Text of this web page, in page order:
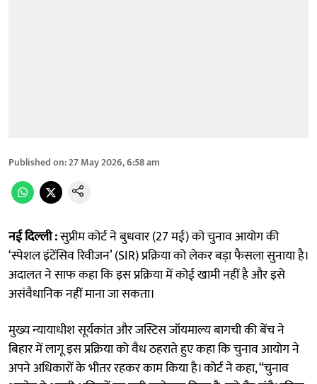
Published on:27 May 2026, 6:58 am
नई दिल्ली :सुप्रीम कोर्ट ने बुधवार (27 मई) को चुनाव आयोग की
‘स्पेशल इंटेंसिव रिवीजन’ (SIR) प्रक्रिया को लेकर बड़ा फैसला सुनाया है।
अदालत ने साफ कहा कि इस प्रक्रिया में कोई खामी नहीं है और इसे
असंवैधानिक नहीं माना जा सकता।
मुख्य न्यायाधीश सूर्यकांत और जस्टिस जॉयमाल्य बागची की बेंच ने
बिहार में लागू इस प्रक्रिया को वैध ठहराते हुए कहा कि चुनाव आयोग ने
अपने अधिकारों के भीतर रहकर काम किया है। कोर्ट ने कहा, “चुनाव